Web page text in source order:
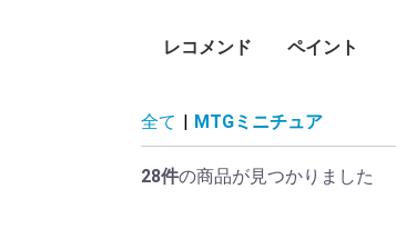
レコメンド ペイント
全て | MTGミニチュア
28件の商品が見つかりました